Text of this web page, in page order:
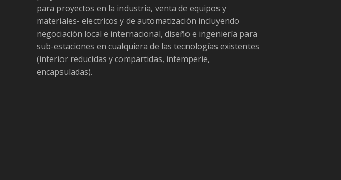
para proyectos en la industria, venta de equipos y
materiales- electricos y de automatización incluyendo
negociación local e internacional, diseño e ingeniería para
sub-estaciones en cualquiera de las tecnologías existentes
(interior reducidas y compartidas, intemperie,
encapsuladas).